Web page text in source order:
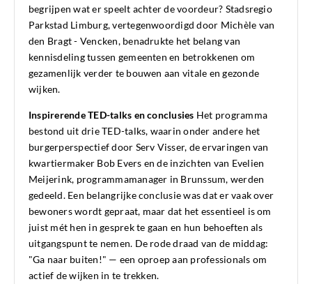
begrijpen wat er speelt achter de voordeur? Stadsregio
Parkstad Limburg, vertegenwoordigd door Michèle van
den Bragt - Vencken, benadrukte het belang van
kennisdeling tussen gemeenten en betrokkenen om
gezamenlijk verder te bouwen aan vitale en gezonde
wijken.
Inspirerende TED-talks en conclusies Het programma
bestond uit drie TED-talks, waarin onder andere het
burgerperspectief door Serv Visser, de ervaringen van
kwartiermaker Bob Evers en de inzichten van Evelien
Meijerink, programmamanager in Brunssum, werden
gedeeld. Een belangrijke conclusie was dat er vaak over
bewoners wordt gepraat, maar dat het essentieel is om
juist mét hen in gesprek te gaan en hun behoeften als
uitgangspunt te nemen. De rode draad van de middag:
"Ga naar buiten!" — een oproep aan professionals om
actief de wijken in te trekken.